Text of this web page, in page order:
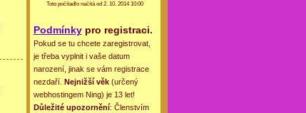
Toto počítadlo načítá od 2. 10. 2014 10:00
Podmínkypro registraci.
Pokud se tu chcete zaregistrovat,
je třeba vyplnit i vaše datum
narození, jinak se vám registrace
nezdaří. Nejnižší věk(určený
webhostingem Ning) je 13 let!
Důležité upozornění: Členstvím